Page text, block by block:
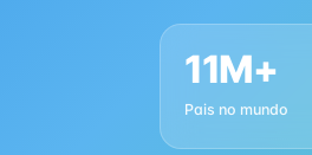
11M+
Pais no mundo